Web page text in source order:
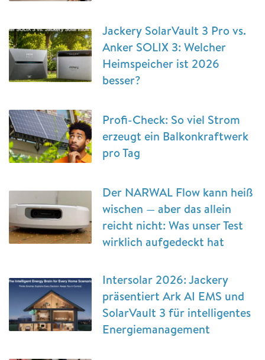
Jackery SolarVault 3 Pro vs.
Anker SOLIX 3: Welcher
Heimspeicher ist 2026
besser?
Profi-Check: So viel Strom
erzeugt ein Balkonkraftwerk
pro Tag
Der NARWAL Flow kann heiß
wischen — aber das allein
reicht nicht: Was unser Test
wirklich aufgedeckt hat
Intersolar 2026: Jackery
präsentiert Ark AI EMS und
SolarVault 3 für intelligentes
Energiemanagement